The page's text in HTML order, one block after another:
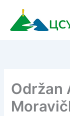
садржај
Održan